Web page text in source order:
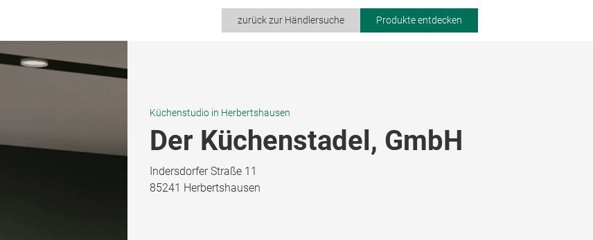
zurück zur Händlersuche Produkte entdecken
Küchenstudio in Herbertshausen
Der Küchenstadel, GmbH
Indersdorfer Straße 11
85241 Herbertshausen